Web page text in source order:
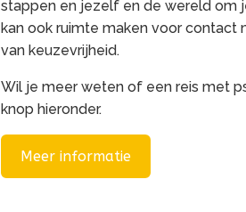
stappen en jezelf en de wereld om
kan ook ruimte maken voor
van keuzevrijheid.
Wil je meer weten of een reis met
knop hieronder.
Meer informatie